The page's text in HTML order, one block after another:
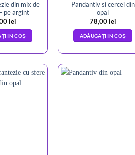
din mix de
pe argint
lei
ÎN COȘ
Pandantiv si cercei din
opal
78,00 lei
ADĂUGAȚI ÎN COȘ